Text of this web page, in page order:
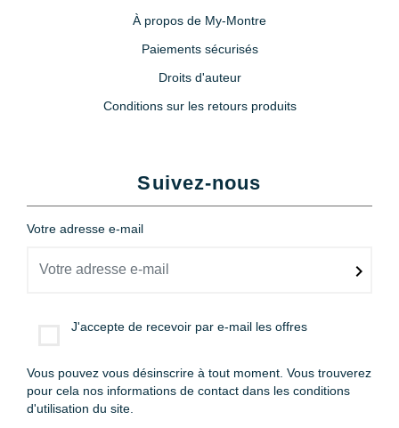
À propos de My-Montre
Paiements sécurisés
Droits d'auteur
Conditions sur les retours produits
Suivez-nous
Votre adresse e-mail
J'accepte de recevoir par e-mail les offres
Vous pouvez vous désinscrire à tout moment. Vous trouverez
pour cela nos informations de contact dans les conditions
d'utilisation du site.